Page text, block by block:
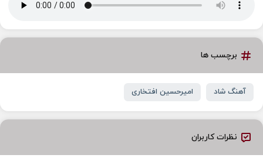
برچسب ها
آهنگ شاد امیرحسین افتخاری
نظرات کاربران